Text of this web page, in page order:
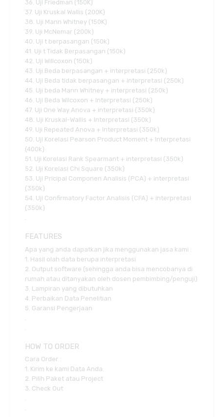
36. Uji Friedman (150K)
37. Uji Kruskal Wallis (200K)
38. Uji Mann Whitney (150K)
39. Uji McNemar (200k)
40. Uji t berpasangan (150k)
41. Uji t Tidak Berpasangan (150k)
42. Uji Willcoxon (150k)
43. Uji Beda berpasangan + interpretasi (250k)
44. Uji Beda tidak berpasangan + interpretasi (250k)
45. Uji beda Mann Whitney + interpretasi (250k)
46. Uji Beda Wilcoxon + Interpretasi (250k)
47. Uji One Way Anova + interpretasi (350k)
48. Uji Kruskal-Wallis + Interpretasi (350k)
49. Uji Repeated Anova + Interpretasi (350k)
50. Uji Korelasi Pearson Product Moment + Interpretasi
(400k)
51. Uji Korelasi Rank Spearmant + interpretasi (350k)
52. Uji Korelasi Chi Square (350k)
53. Uji Pricipal Componen Analisis (PCA) + interpretasi
(350k)
54. Uji Confirmatory Factor Analisis (CFA) + interpretasi
(350k)
.
FEATURES
Apa yang anda dapatkan jika menggunakan jasa kami :
1. Hasil olah data berupa interpretasi
2. Output software (sehingga anda bisa mencobanya di
rumah atau ditanyakan oleh dosen pembimbing/penguji)
3. Lampiran yang dibutuhkan
4. Perbaikan Data Penelitian
5. Garansi Pengerjaan
HOW TO ORDER
Cara Order :
1. Kirim ke kami Data Anda.
2. Pilih Paket atau Project
3. Check Out
.
.